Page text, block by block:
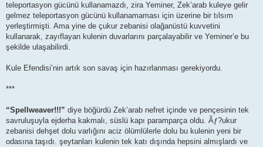
teleportasyon gücünü kullanamazdı, zira Yeminer, Zek’arab kuleye gelir
gelmez teleportasyon gücünü kullanamaması için üzerine bir tılsım
yerleştirmişti. Ama yine de çukur zebanisi olağanüstü kuvvetini
kullanarak, zayıflayan kulenin duvarlarını parçalayabilir ve Yeminer’e bu
şekilde ulaşabilirdi.
Kule Efendisi’nin artık son savaş için hazırlanması gerekiyordu.
***
“Spellweaver!!!” diye böğürdü Zek’arab nefret içinde ve pençesinin tek
savruluşuyla ejderha kakmalı, süslü kapı paramparça oldu. Ãƒ?ukur
zebanisi dehşet dolu varlığını aciz ölümlülerle dolu bu kulenin yeni bir
odasına taşıdı. şeytanları kulenin tek katı dışında hepsini almışlardı ve